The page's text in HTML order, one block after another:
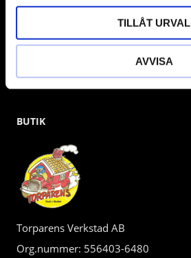
TILLÅT URVAL
AVVISA
BUTIK
Torparens Verkstad AB
Org.nummer: 556403-6480